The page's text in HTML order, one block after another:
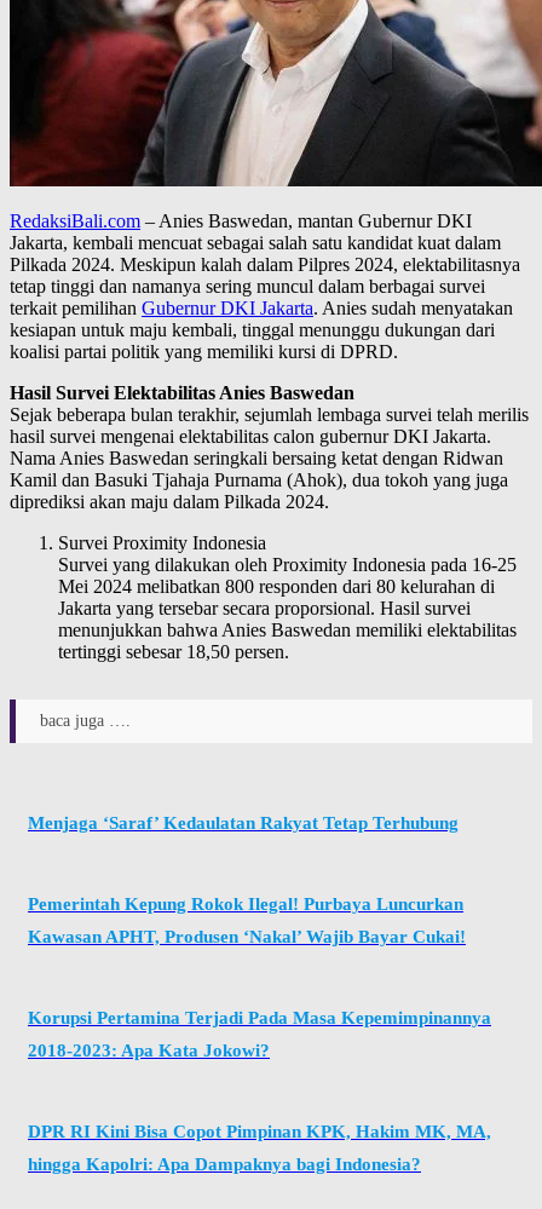
RedaksiBali.com – Anies Baswedan, mantan Gubernur DKI
Jakarta, kembali mencuat sebagai salah satu kandidat kuat dalam
Pilkada 2024. Meskipun kalah dalam Pilpres 2024, elektabilitasnya
tetap tinggi dan namanya sering muncul dalam berbagai survei
terkait pemilihan Gubernur DKI Jakarta. Anies sudah menyatakan
kesiapan untuk maju kembali, tinggal menunggu dukungan dari
koalisi partai politik yang memiliki kursi di DPRD.
Hasil Survei Elektabilitas Anies Baswedan
Sejak beberapa bulan terakhir, sejumlah lembaga survei telah merilis
hasil survei mengenai elektabilitas calon gubernur DKI Jakarta.
Nama Anies Baswedan seringkali bersaing ketat dengan Ridwan
Kamil dan Basuki Tjahaja Purnama (Ahok), dua tokoh yang juga
diprediksi akan maju dalam Pilkada 2024.
Survei Proximity Indonesia
Survei yang dilakukan oleh Proximity Indonesia pada 16-25
Mei 2024 melibatkan 800 responden dari 80 kelurahan di
Jakarta yang tersebar secara proporsional. Hasil survei
menunjukkan bahwa Anies Baswedan memiliki elektabilitas
tertinggi sebesar 18,50 persen.
baca juga ….
Menjaga ‘Saraf’ Kedaulatan Rakyat Tetap Terhubung
Pemerintah Kepung Rokok Ilegal! Purbaya Luncurkan
Kawasan APHT, Produsen ‘Nakal’ Wajib Bayar Cukai!
Korupsi Pertamina Terjadi Pada Masa Kepemimpinannya
2018-2023: Apa Kata Jokowi?
DPR RI Kini Bisa Copot Pimpinan KPK, Hakim MK, MA,
hingga Kapolri: Apa Dampaknya bagi Indonesia?